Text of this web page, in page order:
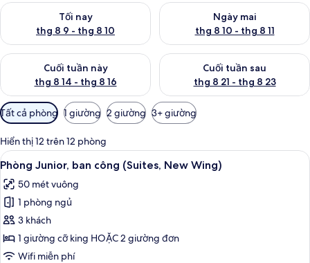
Tối nay
thg 8 9 - thg 8 10
Kiểm tra lượng phòng tối nay từ thg 8 9 - thg 8 10
Ngày mai
thg 8 10 - thg 8 11
Kiểm tra lượng phòng ngày
Cuối tuần này
thg 8 14 - thg 8 16
Kiểm tra lượng phòng cuối tuần này từ thg 8 14 - thg 8 16
Cuối tuần sau
thg 8 21 - thg 8 23
Kiểm tra lượng phòng cuối
Bộ
lọc
có
thể
dùng
để
lọc
tìm
phòng
Tất cả phòng 1 giường 2 giường 3+ giường
Hiển thị 12 trên 12 phòng
Xem
tất
cả
ảnh
Phòng
Junior,
ban
Phòng Junior, ban công (Suites,
13
Phòng Junior, ban công (Suites, New Wing)
50 mét vuông
1 phòng ngủ
3 khách
1 giường cỡ king HOẶC 2 giường đơn
Wifi miễn phí